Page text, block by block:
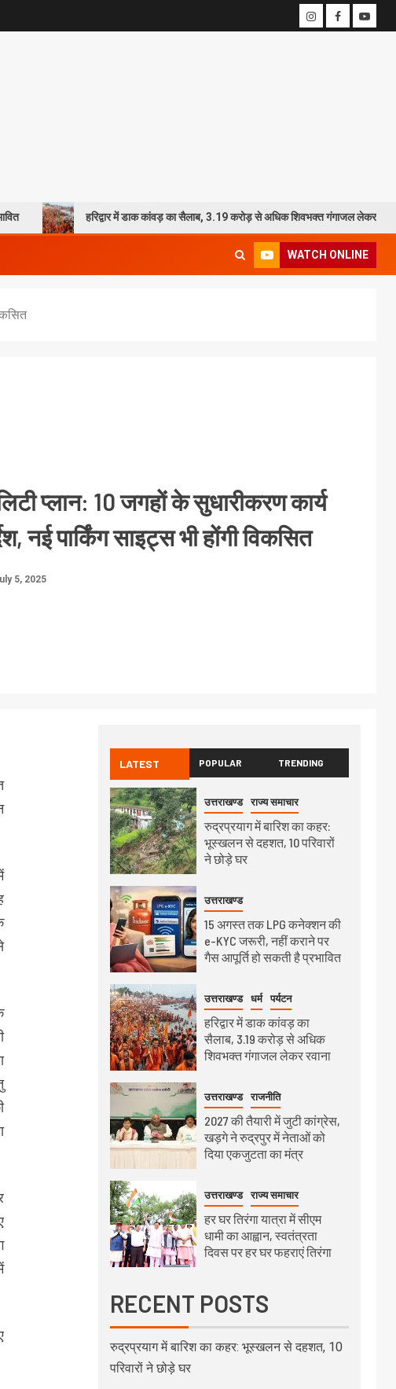
हरिद्वार में डाक कांवड़ का सैलाब, 3.19 करोड़ से अधिक शिवभक्त गंगाजल लेकर रवाना
WATCH ONLINE
प्लान: 10 जगहों के सुधारीकरण कार्य
नई पार्किंग साइट्स भी होंगी विकसित
5, 2025
LATEST POPULAR TRENDING
उत्तराखण्ड राज्य समाचार
रुद्रप्रयाग में बारिश का कहर:
भूस्खलन से दहशत, 10 परिवारों
ने छोड़े घर
उत्तराखण्ड
15 अगस्त तक LPG कनेक्शन की
e-KYC जरूरी, नहीं कराने पर
गैस आपूर्ति हो सकती है प्रभावित
उत्तराखण्ड धर्म पर्यटन
हरिद्वार में डाक कांवड़ का
सैलाब, 3.19 करोड़ से अधिक
शिवभक्त गंगाजल लेकर रवाना
उत्तराखण्ड राजनीति
2027 की तैयारी में जुटी कांग्रेस,
खड़गे ने रुद्रपुर में नेताओं को
दिया एकजुटता का मंत्र
उत्तराखण्ड राज्य समाचार
हर घर तिरंगा यात्रा में सीएम
धामी का आह्वान, स्वतंत्रता
दिवस पर हर घर फहराएं तिरंगा
RECENT POSTS
रुद्रप्रयाग में बारिश का कहर: भूस्खलन से दहशत, 10
परिवारों ने छोड़े घर